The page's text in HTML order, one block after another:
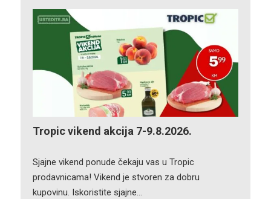
Tropic vikend akcija 7-9.8.2026.
Sjajne vikend ponude čekaju vas u Tropic
prodavnicama! Vikend je stvoren za dobru
kupovinu. Iskoristite sjajne…